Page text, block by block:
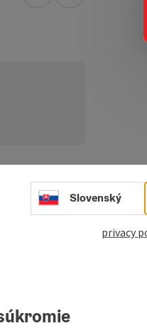
from
nature,
route, an
Slovenský
privacy